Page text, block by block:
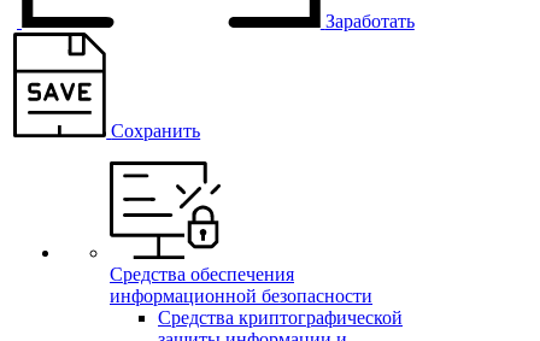
Заработать
Сохранить
Средства обеспечения
информационной безопасности
Средства криптографической